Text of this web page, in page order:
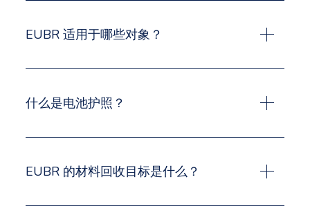
EUBR 适用于哪些对象？
回收材料的供应商，这些供应商必须提供数据来支持其
什么是电池护照？
电池护照。该护照可通过二维码使用，其中将包含耐久
EUBR 的材料回收目标是什么？